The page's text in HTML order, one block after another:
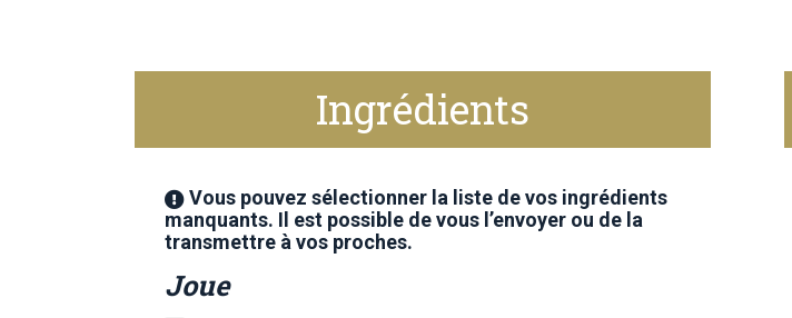
Ingrédients
Vous pouvez sélectionner la liste de vos ingrédients
manquants. Il est possible de vous l’envoyer ou de la
transmettre à vos proches.
Joue